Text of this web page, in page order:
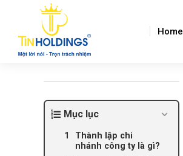
Home
Mục lục
Thành lập chi
nhánh công ty là gì?